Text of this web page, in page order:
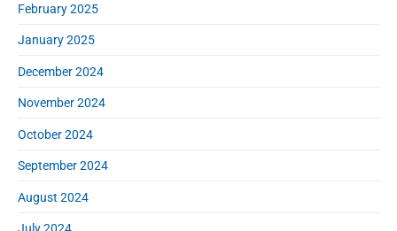
February 2025
January 2025
December 2024
November 2024
October 2024
September 2024
August 2024